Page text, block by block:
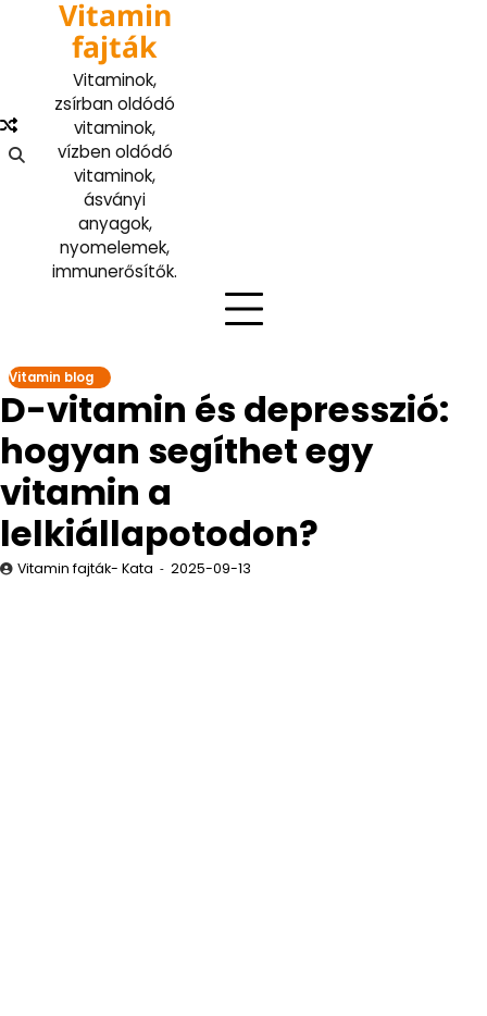
Vitamin
fajták
Vitaminok,
zsírban oldódó
vitaminok,
vízben oldódó
vitaminok,
ásványi
anyagok,
nyomelemek,
immunerősítők.
Vitamin blog
D-vitamin és depresszió:
hogyan segíthet egy
vitamin a
lelkiállapotodon?
Vitamin fajták- Kata 2025-09-13